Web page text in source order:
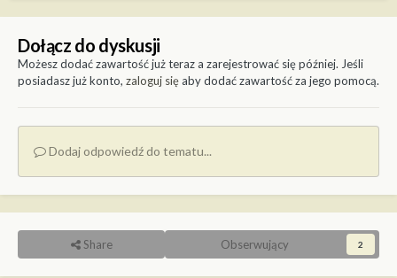
Dołącz do dyskusji
Możesz dodać zawartość już teraz a zarejestrować się później. Jeśli
posiadasz już konto, zaloguj sięaby dodać zawartość za jego pomocą.
Dodaj odpowiedź do tematu...
Share Obserwujący 2